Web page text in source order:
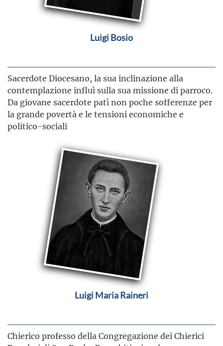
Luigi Bosio
Sacerdote Diocesano, la sua inclinazione alla
contemplazione influì sulla sua missione di parroco.
Da giovane sacerdote patì non poche sofferenze per
la grande povertà e le tensioni economiche e
politico-sociali
Luigi Maria Raineri
Chierico professo della Congregazione dei Chierici